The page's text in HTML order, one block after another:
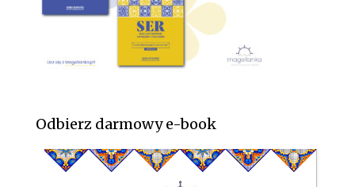
Odbierz darmowy e-book